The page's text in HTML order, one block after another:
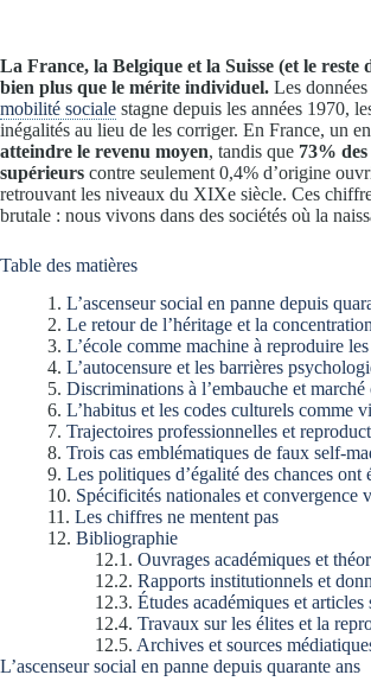
La France, la Belgique et la Suisse (et le reste
bien plus que le mérite individuel. Les
mobilité sociale stagne depuis les années 1970,
inégalités au lieu de les corriger. En France, un
atteindre le revenu moyen, tandis que 73%
supérieurs contre seulement 0,4% d’origine
retrouvant les niveaux du XIXe siècle. Ces
brutale : nous vivons dans des sociétés où la
Table des matières
L’ascenseur social en panne depuis
Le retour de l’héritage et la
L’école comme machine à reproduire
L’autocensure et les barrières
Discriminations à l’embauche et marché
L’habitus et les codes culturels comme
Trajectoires professionnelles et
Trois cas emblématiques de faux self-
Les politiques d’égalité des chances ont
Spécificités nationales et convergence
Les chiffres ne mentent pas
Bibliographie
Ouvrages académiques et
Rapports institutionnels et
Études académiques et
Travaux sur les élites et la
Archives et sources
L’ascenseur social en panne depuis quarante ans